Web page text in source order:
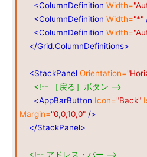
<ColumnDefinition Width=
<ColumnDefinition Width="*"
<ColumnDefinition Width=
</Grid.ColumnDefinitions>
<StackPanel Orientation=
<!-- ［戻る］ボタン -->
<AppBarButton Icon="Back"
Margin="0,0,10,0" />
</StackPanel>
<!-- アドレス・バー -->